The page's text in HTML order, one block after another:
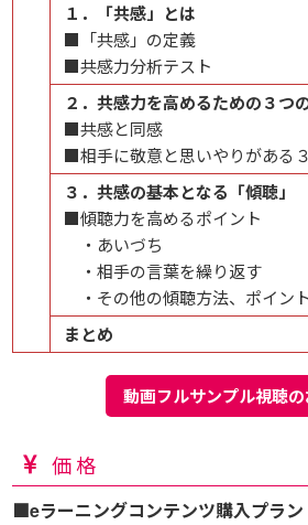
１．「共感」とは
■「共感」の定義
■共感力分析テスト
２．共感力を高めるための３つ
■共感と同感
■相手に敬意と思いやりがある
３．共感の基本となる「傾聴」
■傾聴力を高めるポイント
・あいづち
・相手の言葉を繰り返す
・その他の傾聴方法、ポイント
まとめ
動画フルサンプル視聴
価格
■eラーニングコンテンツ購入プラ